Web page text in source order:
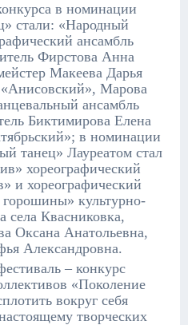
в номинации
стали: «Народный
ансамбль
Фирстова Анна
Макеева Дарья
Марова
ансамбль
Биктимирова Елена
в номинации
танец» Лауреатом стал
хореографический
и хореографический
культурно-
села Квасниковка,
Оксана Анатольевна,
Александровна.
– конкурс
«Поколение
вокруг себя
творческих